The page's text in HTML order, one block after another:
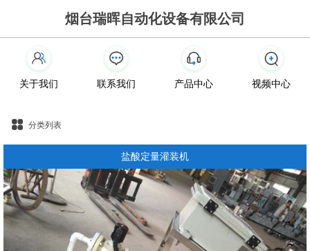
烟台瑞晖自动化设备有限公司
关于我们 联系我们 产品中心 视频中心
分类列表
盐酸定量灌装机